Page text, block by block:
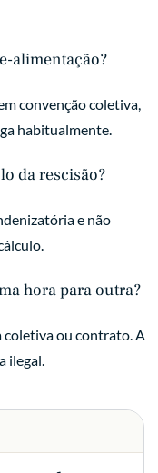
alimentação?
convenção coletiva,
habitualmente.
da rescisão?
e não
hora para outra?
coletiva ou contrato. A
ilegal.